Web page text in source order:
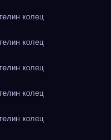
колец
колец
колец
колец
колец